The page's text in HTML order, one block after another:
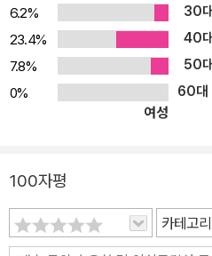
시대 단종과 세조와의 왕위 찬탈을
의 혼란 속에서도 근근히 이어져 내
로 부각시킨 작품이라 할 수 있다. 초 분 : 극도로 절제된 언어로 인간
의 절망과 체념이 한국적 행동방식
포를 체험하지 못한 세대들에게 간접 체
전형적인 여성의 특질을 규명하는
구사하고 있으나 과거의 부부생활
를 해결하고자 한 작품이다. 오태석의 이 작품들은 현 세대가 공감할
6.2%
30대
23.4%
40대
7.8%
50대
0%
60대
여성
100자평
카테고리